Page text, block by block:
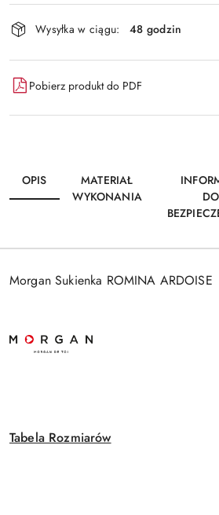
Dostępność
i
dostawa
Wysyłka w ciągu: 48 godzin
Pobierz produkt do PDF
OPIS
MATERIAŁ
WYKONANIA
Morgan Sukienka ROMINA ARDOISE
Tabela Rozmiarów